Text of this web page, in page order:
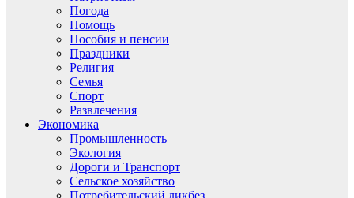
Погода
Помощь
Пособия и пенсии
Праздники
Религия
Семья
Спорт
Развлечения
Экономика
Промышленность
Экология
Дороги и Транспорт
Сельское хозяйство
Потребительский ликбез